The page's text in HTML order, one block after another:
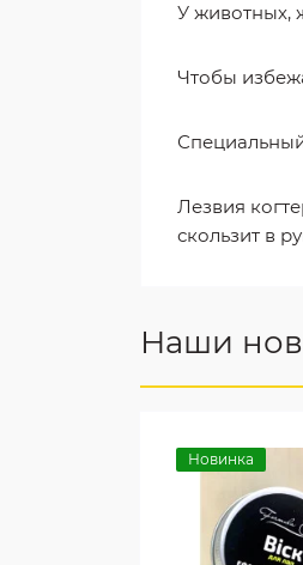
У животных,
Чтобы
Лезвия
скользит в
Наши
Новинка